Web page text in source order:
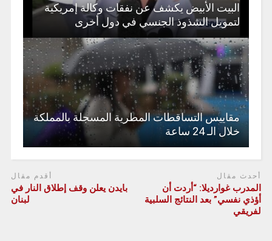
البيت الأبيض يكشف عن نفقات وكالة إمريكية
لتمويل الشذوذ الجنسي في دول أخرى
مقاييس التساقطات المطرية المسجلة بالمملكة
خلال الـ 24 ساعة
أحدث مقال
المدرب غوارديلا: “أردت أن
أؤذي نفسي” بعد النتائج السلبية
لفريقي
أقدم مقال
بايدن يعلن وقف إطلاق النار في
لبنان